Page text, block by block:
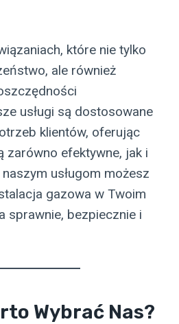
które nie tylko
ale również
usługi są dostosowane
klientów, oferując
zarówno efektywne, jak i
usługom możesz
gazowa w Twoim
sprawnie, bezpiecznie i
Wybrać Nas?